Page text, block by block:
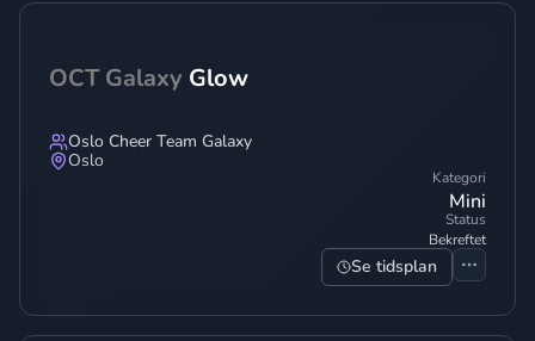
OCT Galaxy Glow
Oslo Cheer Team Galaxy
Oslo
Kategori
Mini
Status
Bekreftet
Se tidsplan